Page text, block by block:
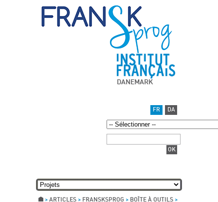
DANEMARK
FR DA
> ARTICLES > FRANSKSPROG > BOÎTE À OUTILS >